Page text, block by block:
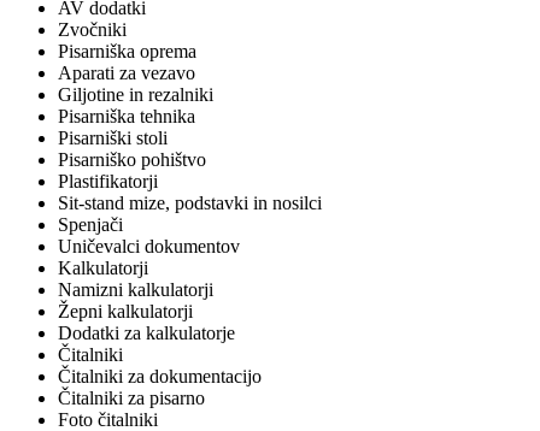
AV dodatki
Zvočniki
Pisarniška oprema
Aparati za vezavo
Giljotine in rezalniki
Pisarniška tehnika
Pisarniški stoli
Pisarniško pohištvo
Plastifikatorji
Sit-stand mize, podstavki in nosilci
Spenjači
Uničevalci dokumentov
Kalkulatorji
Namizni kalkulatorji
Žepni kalkulatorji
Dodatki za kalkulatorje
Čitalniki
Čitalniki za dokumentacijo
Čitalniki za pisarno
Foto čitalniki